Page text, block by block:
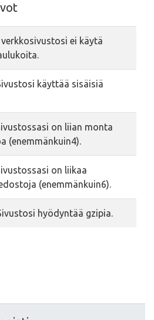
ei käytä
käyttää sisäisiä
on liian monta
(enemmänkuin4).
on liikaa
(enemmänkuin6).
hyödyntää gzipia.